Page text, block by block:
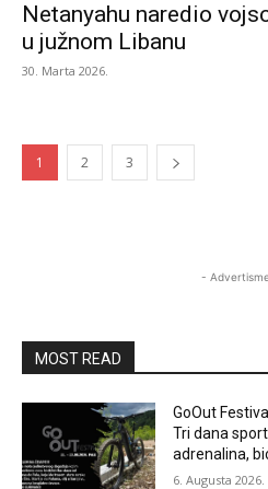
Netanyahu naredio
u južnom Libanu
30. Marta 2026.
1 2 3
-
MOST READ
GoOut
Tri dana
adrenalina,
6. Augusta 2026.